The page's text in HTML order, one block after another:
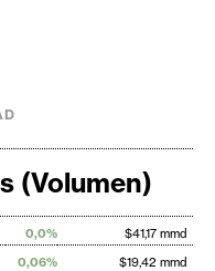
(Volumen)
0,0%
$41,17 mmd
0,06%
$19,42 mmd